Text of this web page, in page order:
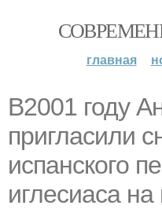
главная
В2001 году
пригласили
испанского
иглесиаса